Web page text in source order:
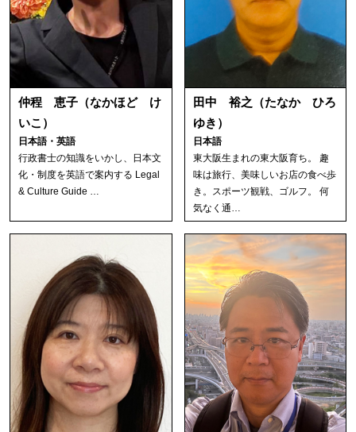
仲程 恵子（なかほど け
いこ）
日本語・英語
行政書士の知識をいかし、日本文
化・制度を英語で案内する Legal
& Culture Guide …
田中 裕之（たなか ひろ
ゆき）
日本語
東大阪生まれの東大阪育ち。 趣
味は旅行、美味しいお店の食べ歩
き。スポーツ観戦、ゴルフ。 何
気なく通…